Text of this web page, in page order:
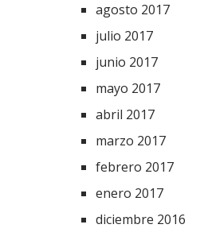
agosto 2017
julio 2017
junio 2017
mayo 2017
abril 2017
marzo 2017
febrero 2017
enero 2017
diciembre 2016